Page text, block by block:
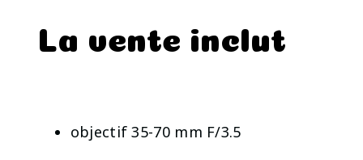
La vente inclut
objectif 35-70 mm F/3.5